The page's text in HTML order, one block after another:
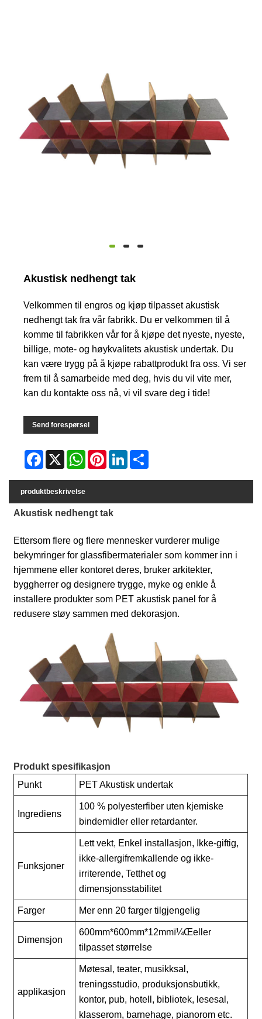
Akustisk nedhengt tak
Velkommen til engros og kjøp tilpasset akustisk
nedhengt tak fra vår fabrikk. Du er velkommen til å
komme til fabrikken vår for å kjøpe det nyeste, nyeste,
billige, mote- og høykvalitets akustisk undertak. Du
kan være trygg på å kjøpe rabattprodukt fra oss. Vi ser
frem til å samarbeide med deg, hvis du vil vite mer,
kan du kontakte oss nå, vi vil svare deg i tide!
Send forespørsel
Facebook WhatsAppPinterestLinkedIn
produktbeskrivelse
Akustisk nedhengt tak
Ettersom flere og flere mennesker vurderer mulige
bekymringer for glassfibermaterialer som kommer inn i
hjemmene eller kontoret deres, bruker arkitekter,
byggherrer og designere trygge, myke og enkle å
installere produkter som PET akustisk panel for å
redusere støy sammen med dekorasjon.
Produkt spesifikasjon
Punkt
PET Akustisk undertak
Ingrediens
100 % polyesterfiber uten kjemiske
bindemidler eller retardanter.
Funksjoner
Lett vekt, Enkel installasjon, Ikke-giftig,
ikke-allergifremkallende og ikke-
irriterende, Tetthet og
dimensjonsstabilitet
Farger Mer enn 20 farger tilgjengelig
Dimensjon
600mm*600mm*12mmï¼Œeller
tilpasset størrelse
applikasjon
Møtesal, teater, musikksal,
treningsstudio, produksjonsbutikk,
kontor, pub, hotell, bibliotek, lesesal,
klasserom, barnehage, pianorom etc.